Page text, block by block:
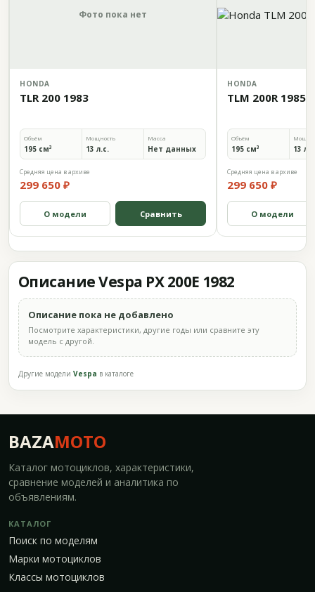
Фото пока нет
HONDA
TLR 200 1983
Объём
195 см³
Мощность
13 л.с.
Масса
Нет данных
Средняя цена в архиве
299 650 ₽
О модели Сравнить
HONDA
TLM 200R 1985
Объём
195 см³ 13
Средняя цена в архиве
299 650 ₽
О модели
Описание Vespa PX 200E 1982
Описание пока не добавлено
Посмотрите характеристики, другие годы или сравните эту
модель с другой.
Другие модели Vespa в каталоге
BAZAMOTO
Каталог мотоциклов, характеристики,
сравнение моделей и аналитика по
объявлениям.
КАТАЛОГ
Поиск по моделям
Марки мотоциклов
Классы мотоциклов